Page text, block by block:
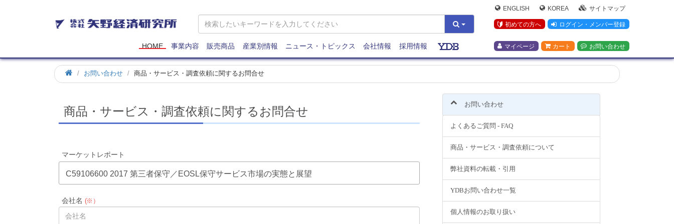
矢
野
研
究
所
ENGLISH KOREA サイトマップ
初めての方へ ログイン・メンバー登録
マイページ カート お問い合わせ
HOME 事業内容 販売商品 産業別情報 ニュース・トピックス 会社情報 採用情報
お問い合わせ 商品・サービス・調査依頼に関するお問合せ
商品・サービス・調査依頼に関するお問合せ
マーケットレポート
C59106600 2017 第三者保守／EOSL保守サービス市場の実態と展望
会社名 (※）
お問い合わせ
よくあるご質問 - FAQ
商品・サービス・調査依頼について
弊社資料の転載・引用
YDBお問い合わせ一覧
個人情報のお取り扱い